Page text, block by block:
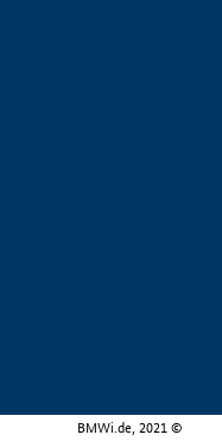
BMWi.de, 2021 ©